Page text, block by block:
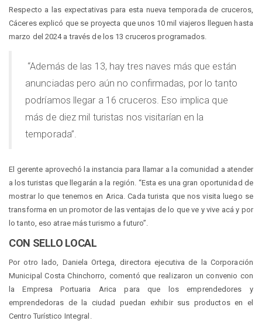
Respecto a las expectativas para esta nueva temporada de cruceros,
Cáceres explicó que se proyecta que unos 10 mil viajeros lleguen hasta
marzo del 2024 a través de los 13 cruceros programados.
“Además de las 13, hay tres naves más que están
anunciadas pero aún no confirmadas, por lo tanto
podríamos llegar a 16 cruceros. Eso implica que
más de diez mil turistas nos visitarían en la
temporada”.
El gerente aprovechó la instancia para llamar a la comunidad a atender
a los turistas que llegarán a la región. “Esta es una gran oportunidad de
mostrar lo que tenemos en Arica. Cada turista que nos visita luego se
transforma en un promotor de las ventajas de lo que ve y vive acá y por
lo tanto, eso atrae más turismo a futuro”.
CON SELLO LOCAL
Por otro lado, Daniela Ortega, directora ejecutiva de la Corporación
Municipal Costa Chinchorro, comentó que realizaron un convenio con
la Empresa Portuaria Arica para que los emprendedores y
emprendedoras de la ciudad puedan exhibir sus productos en el
Centro Turístico Integral.